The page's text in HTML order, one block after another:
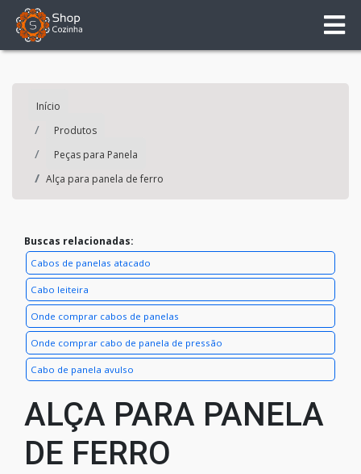
Início
Produtos
Peças para Panela
Alça para panela de ferro
Buscas relacionadas:
Cabos de panelas atacado
Cabo leiteira
Onde comprar cabos de panelas
Onde comprar cabo de panela de pressão
Cabo de panela avulso
ALÇA PARA PANELA
DE FERRO